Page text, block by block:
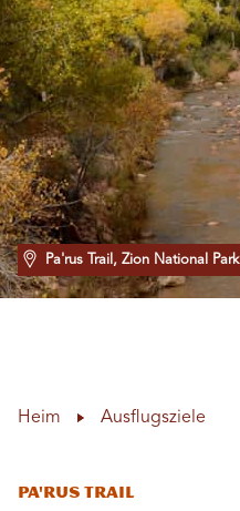
Pa'rus Trail, Zion National Park
Heim Ausflugsziele
Pa'rus Trail